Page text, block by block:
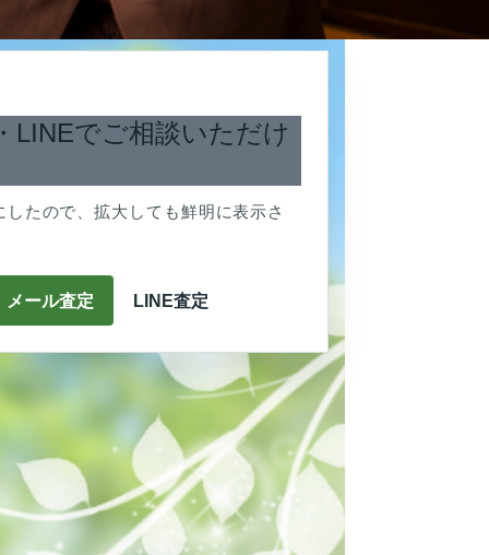
LINEでご相談いただけ
たので、拡大しても鮮明に表示さ
メール査定 LINE査定